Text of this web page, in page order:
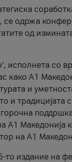
одржа
од
исполнета со
како A1
и
и традицијата
A1
на A1
то издание на